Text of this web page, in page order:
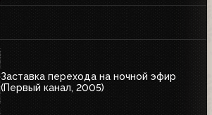
Заставка перехода на ночной эфир
(Первый канал, 2005)